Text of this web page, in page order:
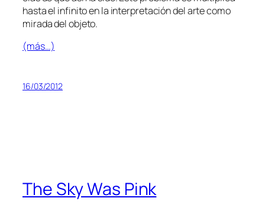
has­ta el in­fi­ni­to en la in­ter­pre­ta­ción del ar­te co­mo
mi­ra­da del objeto.
(más…)
16/03/2012
The Sky Was Pink